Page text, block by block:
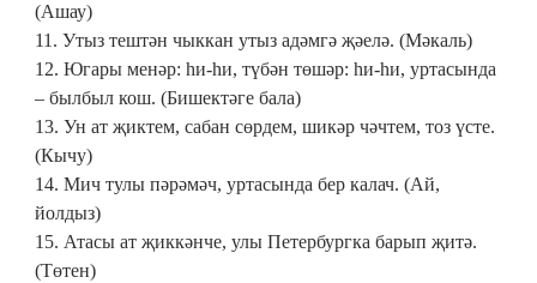
(Ашау)
11. Утыз тештән чыккан утыз адәмгә җәелә. (Мәкаль)
12. Югары менәр: һи-һи, түбән төшәр: һи-һи, уртасында
– былбыл кош. (Бишектәге бала)
13. Ун ат җиктем, сабан сөрдем, шикәр чәчтем, тоз үсте.
(Кычу)
14. Мич тулы пәрәмәч, уртасында бер калач. (Ай,
йолдыз)
15. Атасы ат җиккәнче, улы Петербургка барып җитә.
(Төтен)